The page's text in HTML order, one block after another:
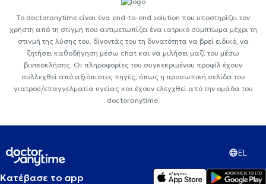
Το doctoranytime είναι ένα end-to-end solution που υποστηρίζει τον
χρήστη από τη στιγμή που αντιμετωπίζει ένα ιατρικό σύμπτωμα μέχρι τη
στιγμή της λύσης του, δίνοντάς του τη δυνατότητα να βρεί ειδικό, να
ζητήσει καθοδήγηση μέσω chat και να μιλήσει μαζί του μέσω
βιντεοκλήσης. Οι πληροφορίες του συγκεκριμένου προφίλ έχουν
συλλεχθεί από αξιόπιστες πηγές, όπως η προσωπική σελίδα του
γιατρού/επαγγελματία υγείας και έχουν ελεγχθεί από την ομάδα του
doctoranytime.
EL
Κατέβασε το app